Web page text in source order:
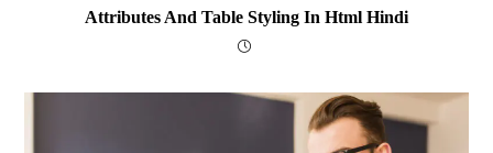
Attributes And Table Styling In Html Hindi